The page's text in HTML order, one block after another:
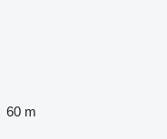
60 m